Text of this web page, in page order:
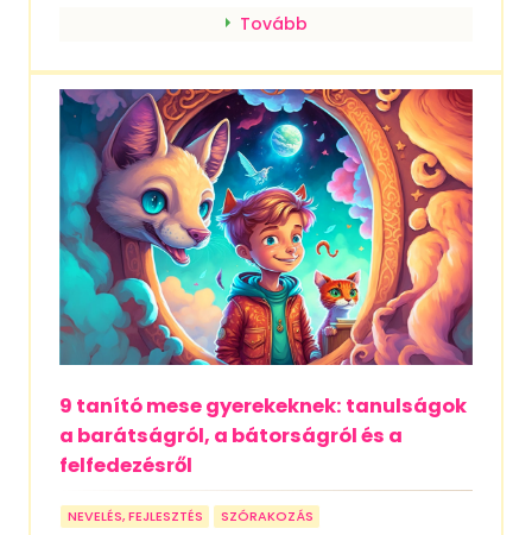
Tovább
9 tanító mese gyerekeknek: tanulságok
a barátságról, a bátorságról és a
felfedezésről
NEVELÉS, FEJLESZTÉS SZÓRAKOZÁS